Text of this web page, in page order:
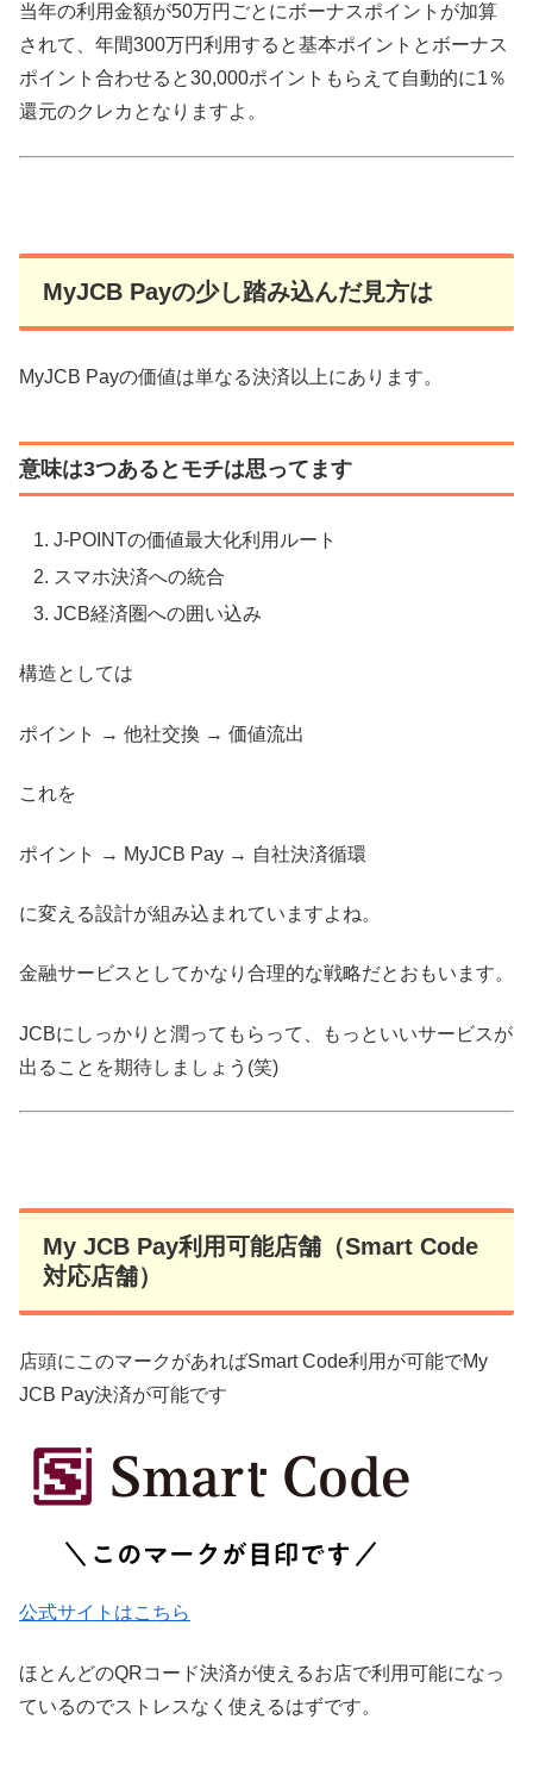
当年の利用金額が50万円ごとにボーナスポイントが加算
されて、年間300万円利用すると基本ポイントとボーナス
ポイント合わせると30,000ポイントもらえて自動的に1％
還元のクレカとなりますよ。
MyJCB Payの少し踏み込んだ見方は
MyJCB Payの価値は単なる決済以上にあります。
意味は3つあるとモチは思ってます
J-POINTの価値最大化利用ルート
スマホ決済への統合
JCB経済圏への囲い込み
構造としては
ポイント → 他社交換 → 価値流出
これを
ポイント → MyJCB Pay → 自社決済循環
に変える設計が組み込まれていますよね。
金融サービスとしてかなり合理的な戦略だとおもいます。
JCBにしっかりと潤ってもらって、もっといいサービスが
出ることを期待しましょう(笑)
My JCB Pay利用可能店舗（Smart Code
対応店舗）
店頭にこのマークがあればSmart Code利用が可能でMy
JCB Pay決済が可能です
公式サイトはこちら
ほとんどのQRコード決済が使えるお店で利用可能になっ
ているのでストレスなく使えるはずです。